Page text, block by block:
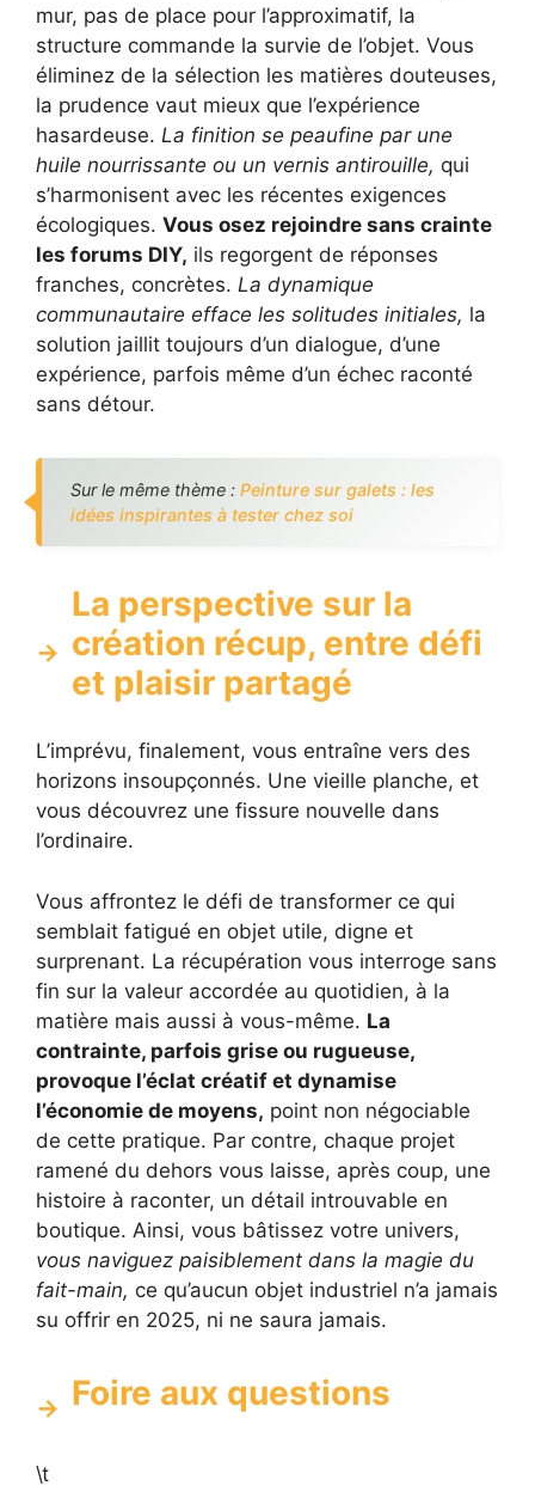
mur, pas de place pour l’approximatif, la
structure commande la survie de l’objet. Vous
éliminez de la sélection les matières douteuses,
la prudence vaut mieux que l’expérience
hasardeuse. La finition se peaufine par une
huile nourrissante ou un vernis antirouille, qui
s’harmonisent avec les récentes exigences
écologiques. Vous osez rejoindre sans crainte
les forums DIY, ils regorgent de réponses
franches, concrètes. La dynamique
communautaire efface les solitudes initiales, la
solution jaillit toujours d’un dialogue, d’une
expérience, parfois même d’un échec raconté
sans détour.
Sur le même thème : Peinture sur galets : les
idées inspirantes à tester chez soi
La perspective sur la
création récup, entre défi
et plaisir partagé
L’imprévu, finalement, vous entraîne vers des
horizons insoupçonnés. Une vieille planche, et
vous découvrez une fissure nouvelle dans
l’ordinaire.
Vous affrontez le défi de transformer ce qui
semblait fatigué en objet utile, digne et
surprenant. La récupération vous interroge sans
fin sur la valeur accordée au quotidien, à la
matière mais aussi à vous-même. La
contrainte, parfois grise ou rugueuse,
provoque l’éclat créatif et dynamise
l’économie de moyens, point non négociable
de cette pratique. Par contre, chaque projet
ramené du dehors vous laisse, après coup, une
histoire à raconter, un détail introuvable en
boutique. Ainsi, vous bâtissez votre univers,
vous naviguez paisiblement dans la magie du
fait-main, ce qu’aucun objet industriel n’a jamais
su offrir en 2025, ni ne saura jamais.
Foire aux questions
\t